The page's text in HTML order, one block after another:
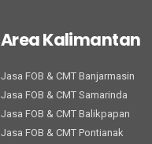
Area Kalimantan
Jasa FOB & CMT Banjarmasin
Jasa FOB & CMT Samarinda
Jasa FOB & CMT Balikpapan
Jasa FOB & CMT Pontianak